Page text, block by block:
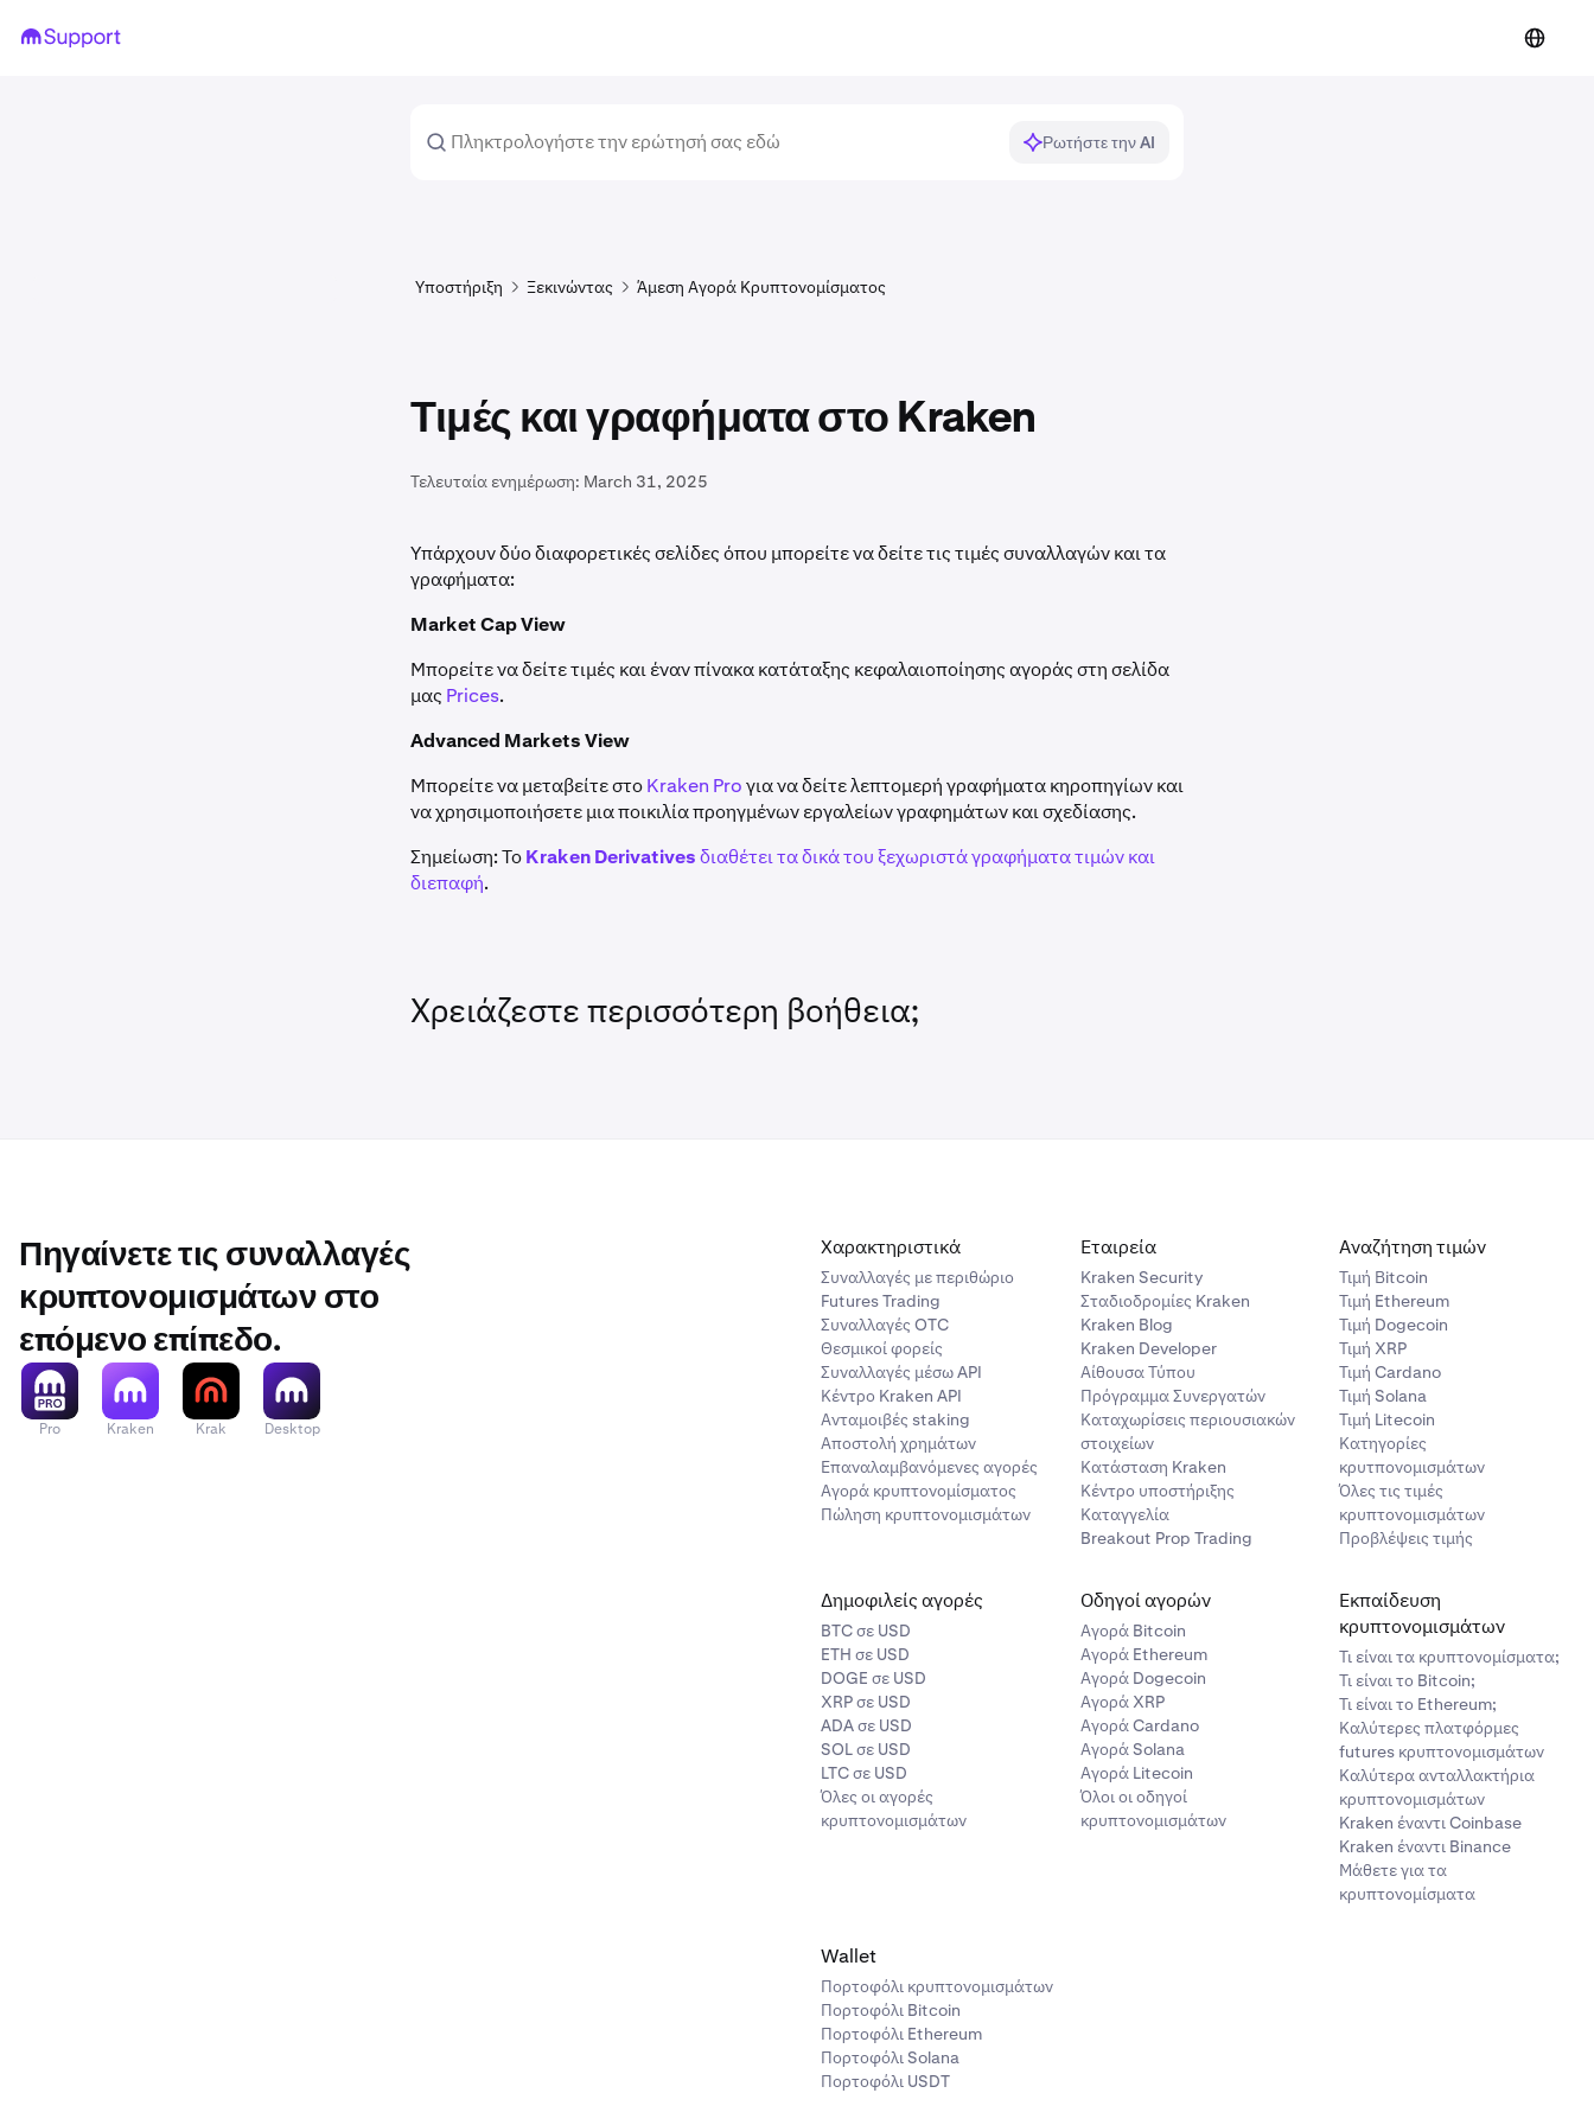
Ρωτήστε την AI
Υποστήριξη Ξεκινώντας Άμεση Αγορά Κρυπτονομίσματος
Τιμές και γραφήματα στο Kraken
Τελευταία ενημέρωση: March 31, 2025
Υπάρχουν δύο διαφορετικές σελίδες όπου μπορείτε να δείτε τις τιμές συναλλαγών και τα
γραφήματα:
Market Cap View
Μπορείτε να δείτε τιμές και έναν πίνακα κατάταξης κεφαλαιοποίησης αγοράς στη σελίδα
μας Prices.
Advanced Markets View
Μπορείτε να μεταβείτε στοKraken Proγια να δείτε λεπτομερή γραφήματα κηροπηγίων και
να χρησιμοποιήσετε μια ποικιλία προηγμένων εργαλείων γραφημάτων και σχεδίασης.
Σημείωση: ΤοKraken Derivativesδιαθέτει τα δικά του ξεχωριστά γραφήματα τιμών και
διεπαφή.
Χρειάζεστε περισσότερη βοήθεια;
Πηγαίνετε τις συναλλαγές
κρυπτονομισμάτων στο
επόμενο επίπεδο.
Pro Kraken Krak Desktop
Χαρακτηριστικά
Συναλλαγές με περιθώριο
Futures Trading
Συναλλαγές OTC
Θεσμικοί φορείς
Συναλλαγές μέσω API
Κέντρο Kraken API
Ανταμοιβές staking
Αποστολή χρημάτων
Επαναλαμβανόμενες αγορές
Αγορά κρυπτονομίσματος
Πώληση κρυπτονομισμάτων
Εταιρεία
Kraken Security
Σταδιοδρομίες Kraken
Kraken Blog
Kraken Developer
Αίθουσα Τύπου
Πρόγραμμα Συνεργατών
Καταχωρίσεις περιουσιακών
στοιχείων
Κατάσταση Kraken
Κέντρο υποστήριξης
Καταγγελία
Breakout Prop Trading
Αναζήτηση τιμών
Τιμή Βitcoin
Τιμή Ethereum
Τιμή Dogecoin
Τιμή XRP
Τιμή Cardano
Τιμή Solana
Τιμή Litecoin
Κατηγορίες
κρυτπονομισμάτων
Όλες τις τιμές
κρυπτονομισμάτων
Προβλέψεις τιμής
Δημοφιλείς αγορές
BTC σε USD
ETH σε USD
DOGE σε USD
XRP σε USD
ADA σε USD
SOL σε USD
LTC σε USD
Όλες οι αγορές
κρυπτονομισμάτων
Οδηγοί αγορών
Αγορά Bitcoin
Αγορά Ethereum
Αγορά Dogecoin
Αγορά XRP
Αγορά Cardano
Αγορά Solana
Αγορά Litecoin
Όλοι οι οδηγοί
κρυπτονομισμάτων
Εκπαίδευση
κρυπτονομισμάτων
Τι είναι τα κρυπτονομίσματα;
Τι είναι το Bitcoin;
Τι είναι το Ethereum;
Καλύτερες πλατφόρμες
futures κρυπτονομισμάτων
Καλύτερα ανταλλακτήρια
κρυπτονομισμάτων
Kraken έναντι Coinbase
Kraken έναντι Binance
Μάθετε για τα
κρυπτονομίσματα
Wallet
Πορτοφόλι κρυπτονομισμάτων
Πορτοφόλι Bitcoin
Πορτοφόλι Ethereum
Πορτοφόλι Solana
Πορτοφόλι USDT